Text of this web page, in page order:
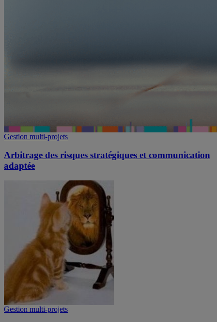
Gestion multi-projets
Arbitrage des risques stratégiques et communication
adaptée
Gestion multi-projets